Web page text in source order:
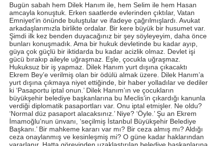
Bugün sabah hem Dilek Hanım ile, hem Selim ile hem Hasan
amcayla konuştuk. Erken saatlerde evlerinden çıktılar, Vatan
Emniyet'in önünde buluştular ve ifadeye çağrılmışlardı. Avukat
arkadaşlarımızla birlikte ordalar. Bir kere büyük bir husumet var.
Şimdi ilk kez benden duyacağınız bir şey söyleyeyim, daha önce
bunları konuşmadık. Ama bir hukuk devletinde bu kadar ayıp,
güya çok güçlü bir iktidarda bu kadar acizlik olmaz. Devlet işi
gücü bırakıp aileyle uğraşmaz. Eşle, çocukla uğraşmaz.
Hukuksuz bir iş yapmaz. Dilek Hanım yurt dışına çıkacaktı
Ekrem Bey’e verilmiş olan bir ödülü almak üzere. Dilek Hanım’a
yurt dışına çıkmaya niyet ettiğinde, bir haber yolladılar ve dediler
ki ‘Pasaportu iptal onun.’ Dilek Hanım’ın ve çocukların
büyükşehir belediye başkanlarına bu Meclis’in çıkardığı kanunla
verdiği diplomatik pasaportları var. Onu iptal etmişler. Ne oldu?
‘Normal düz pasaport alacaksınız.’ Niye? ‘Öyle.’ Şu an Ekrem
İmamoğlu’nun ünvanı, ‘seçilmiş İstanbul Büyükşehir Belediye
Başkanı.’ Bir mahkeme kararı var mı? Bir ceza almış mı? Aldığı
ceza onaylanmış ve kesinleşmiş mi? O güne kadar haklarından